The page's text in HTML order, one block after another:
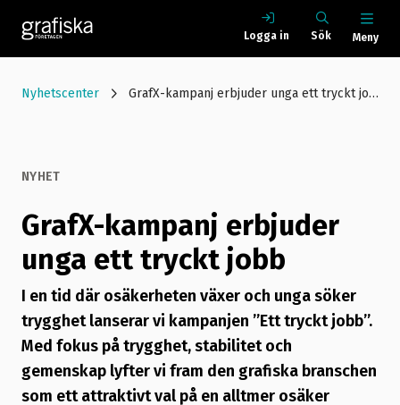
Logga in Sök Meny
Nyhetscenter GrafX-kampanj erbjuder unga ett tryckt jobb
NYHET
GrafX-kampanj erbjuder
unga ett tryckt jobb
I en tid där osäkerheten växer och unga söker
trygghet lanserar vi kampanjen ”Ett tryckt jobb”.
Med fokus på trygghet, stabilitet och
gemenskap lyfter vi fram den grafiska branschen
som ett attraktivt val på en alltmer osäker